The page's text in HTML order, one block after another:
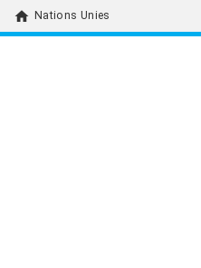
home Nations Unies